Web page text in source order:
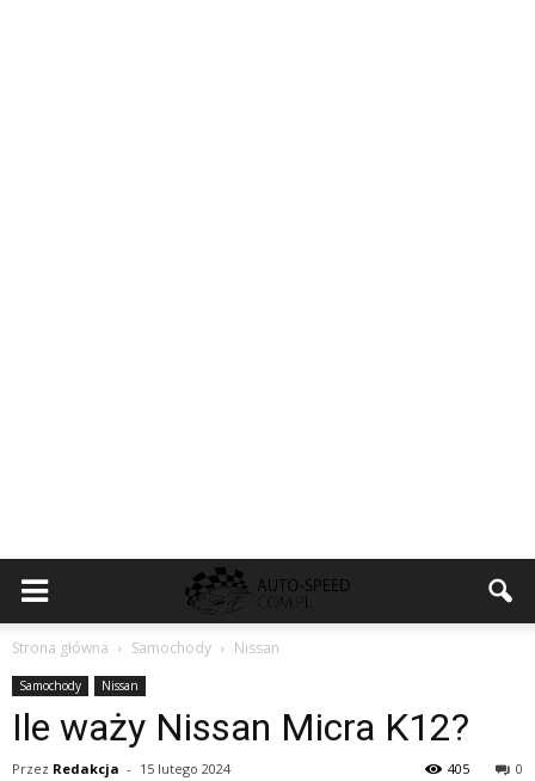
Strona główna Samochody Nissan
Samochody Nissan
Ile waży Nissan Micra K12?
Przez Redakcja - 15 lutego 2024 0
405